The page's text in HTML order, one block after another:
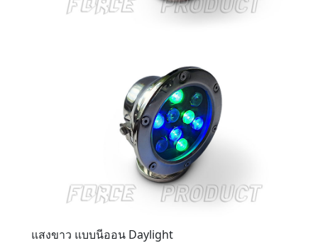
แสงขาว แบบนีออน Daylight